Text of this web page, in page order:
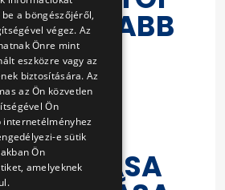
ABB
a böngészőjéről,
végez. Az
Önre mint
eszközre vagy az
biztosítására. Az
az Ön közvetlen
Ön
internetélményhez
e sütik
Ön
amelyeknek